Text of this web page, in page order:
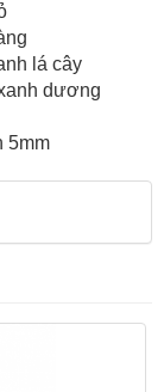
lá cây
dương
5mm